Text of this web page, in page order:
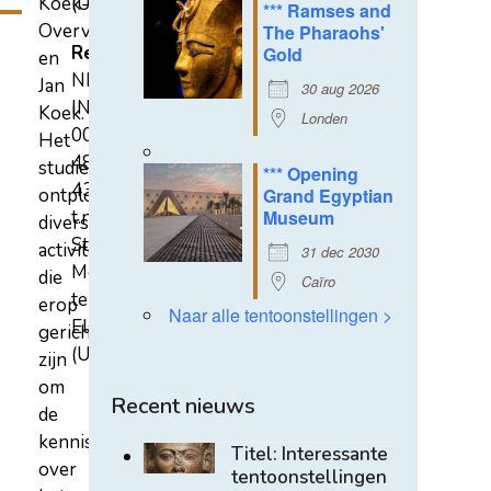
*** Ramses and
The Pharaohs'
Gold
30 aug 2026
Londen
*** Opening
Grand Egyptian
Museum
31 dec 2030
Caïro
Naar alle tentoonstellingen >
Recent nieuws
Titel: Interessante
tentoonstellingen
Overvest
en
Jan
Koek.
Het
studiecentrum
ontplooit
diverse
activiteiten
die
erop
gericht
zijn
om
de
kennis
over
Rekeningnummer
NL31
INGB
0007
4852
43
t.n.v.
Stichting
Mehen
te
Elst
(U)